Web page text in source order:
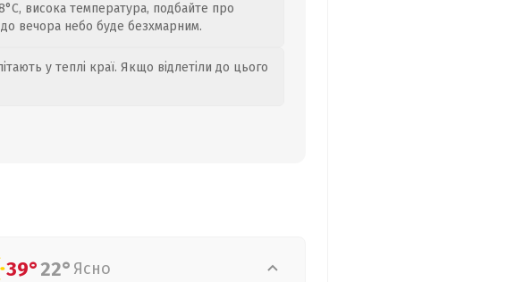
висока температура, подбайте про
вечора небо буде безхмарним.
у теплі краї. Якщо відлетіли до цього
39°22° Ясно